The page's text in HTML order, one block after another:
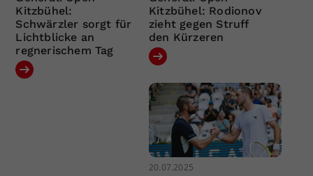
Kitzbühel:
Schwärzler sorgt für
Lichtblicke an
regnerischem Tag
Kitzbühel: Rodionov
zieht gegen Struff
den Kürzeren
20.07.2025